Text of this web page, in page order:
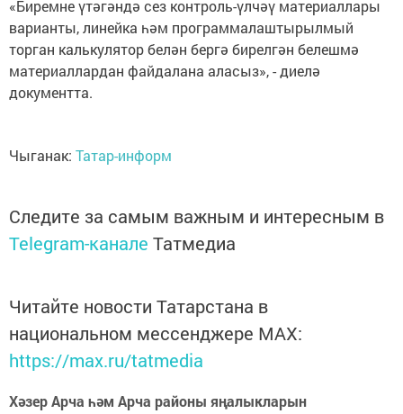
«Биремне үтәгәндә сез контроль-үлчәү материаллары
варианты, линейка һәм программалаштырылмый
торган калькулятор белән бергә бирелгән белешмә
материаллардан файдалана аласыз», - диелә
документта.
Чыганак: Татар-информ
Следите за самым важным и интересным в
Telegram-канале Татмедиа
Читайте новости Татарстана в
национальном мессенджере MАХ:
https://max.ru/tatmedia
Хәзер Арча һәм Арча районы яңалыкларын